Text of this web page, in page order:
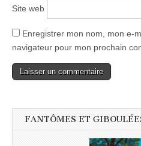
Site web
Enregistrer mon nom, mon e-
navigateur pour mon prochain
FANTÔMES ET